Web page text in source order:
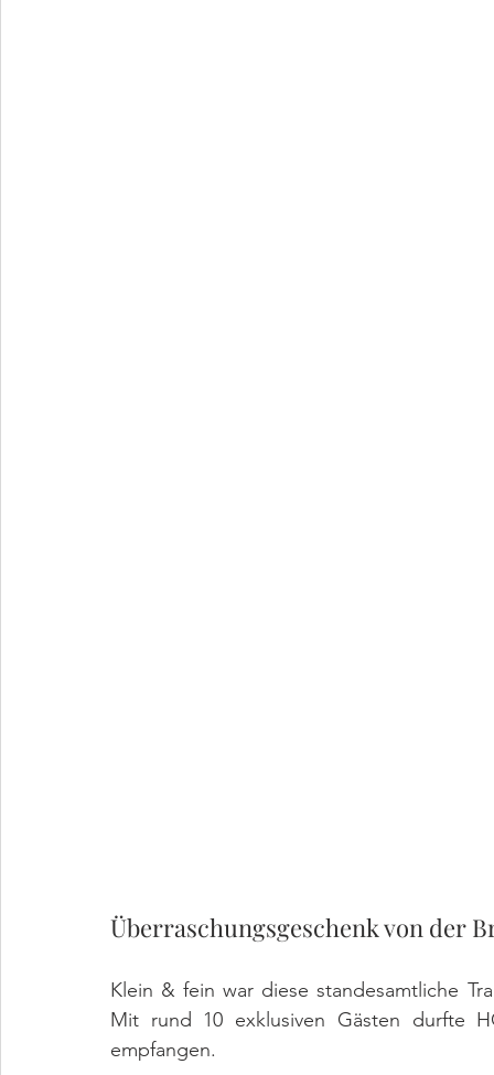
Überraschungsgeschenk von der
Klein & fein war diese standesamtliche
Mit rund 10 exklusiven Gästen durfte
empfangen.